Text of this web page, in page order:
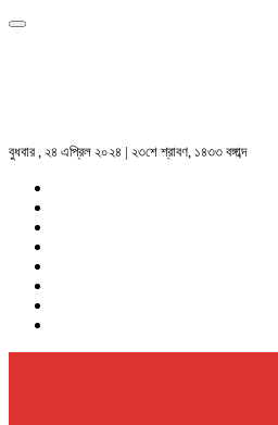
বুধবার , ২৪ এপ্রিল ২০২৪ | ২৩শে শ্রাবণ, ১৪৩৩ বঙ্গাব্দ